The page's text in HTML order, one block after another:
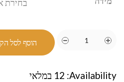
הוסף לסל
Availability: 12 במלאי